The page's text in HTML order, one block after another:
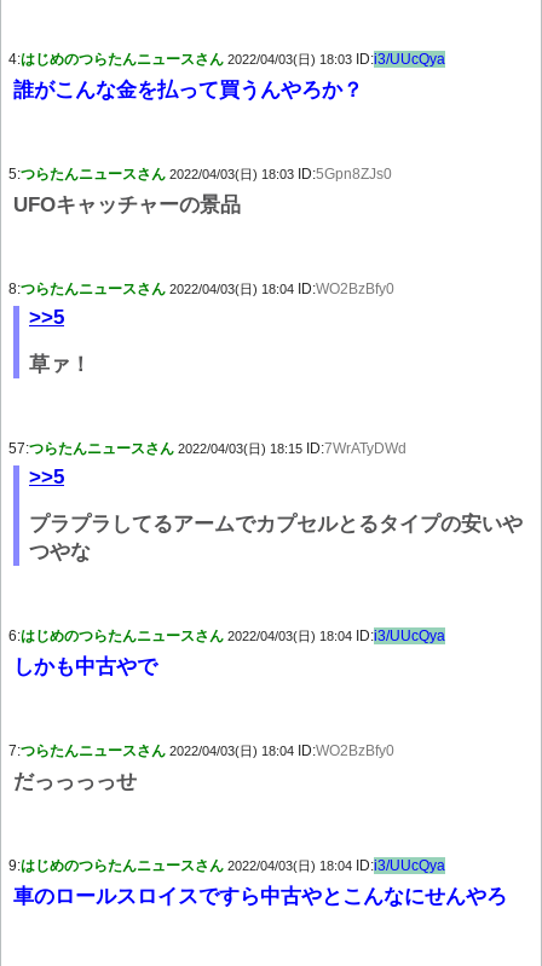
4:はじめのつらたんニュースさん 2022/04/03(日) 18:03 ID:i3/UUcQya
誰がこんな金を払って買うんやろか？
5:つらたんニュースさん 2022/04/03(日) 18:03 ID:5Gpn8ZJs0
UFOキャッチャーの景品
8:つらたんニュースさん 2022/04/03(日) 18:04 ID:WO2BzBfy0
>>5
草ァ！
57:つらたんニュースさん 2022/04/03(日) 18:15 ID:7WrATyDWd
>>5
プラプラしてるアームでカプセルとるタイプの安いや
つやな
6:はじめのつらたんニュースさん 2022/04/03(日) 18:04 ID:i3/UUcQya
しかも中古やで
7:つらたんニュースさん 2022/04/03(日) 18:04 ID:WO2BzBfy0
だっっっっせ
9:はじめのつらたんニュースさん 2022/04/03(日) 18:04 ID:i3/UUcQya
車のロールスロイスですら中古やとこんなにせんやろ